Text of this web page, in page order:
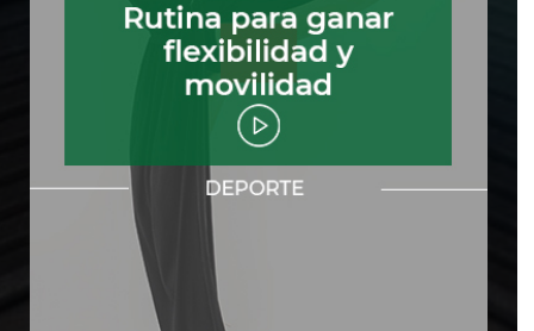
ENTRAR
Recuérdame